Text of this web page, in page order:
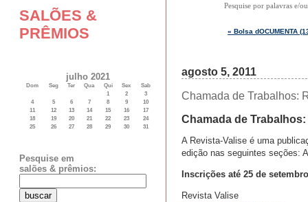
SALÕES &
PRÊMIOS
julho 2021
Dom Seg Ter Qua Qui Sex
Sab
1
2
3
4
5 6 7 8 9
10
11
12 13 14 15 16
17
18
19 20 21 22 23
24
25
26 27 28 29 30 31
Pesquise em
salões & prêmios:
Pesquise por palavras e/
« Bolsa dOCUMENTA
agosto 5, 2011
Chamada de Trabalhos:
Chamada de
A Revista-Valise é uma
edição nas seguintes seções:
Inscrições até 25 de
Revista Valise